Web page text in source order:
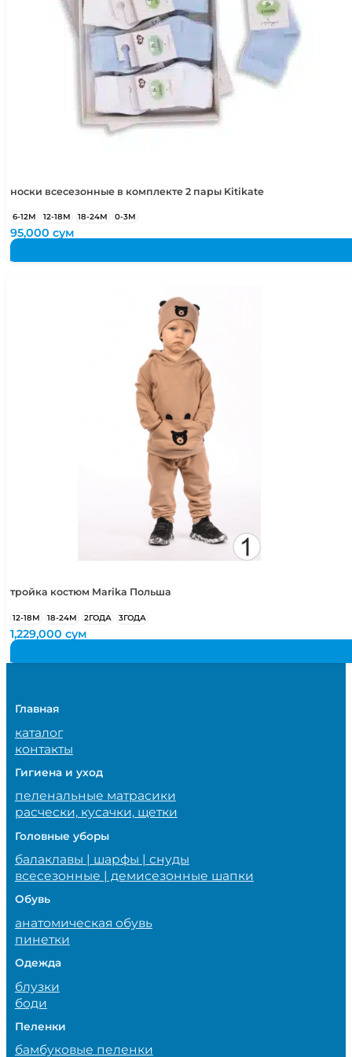
носки всесезонные в комплекте 2 пары Kitikate
6-12М 12-18М 18-24М 0-3М
95,000сум
тройка костюм Marika Польша
12-18М 18-24М 2ГОДА 3ГОДА
1,229,000сум
Главная
каталог
контакты
Гигиена и уход
пеленальные матрасики
расчески, кусачки, щетки
Головные уборы
балаклавы | шарфы | снуды
всесезонные | демисезонные шапки
Обувь
анатомическая обувь
пинетки
Одежда
блузки
боди
Пеленки
бамбуковые пеленки